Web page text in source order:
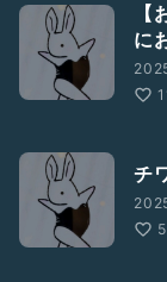
に
チ